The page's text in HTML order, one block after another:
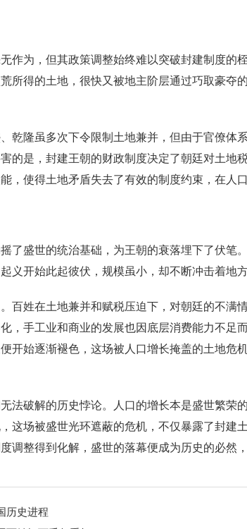
作为，但其政策调整始终难以突破封建制度的
所得的土地，很快又被地主阶层通过巧取豪夺
乾隆虽多次下令限制土地兼并，但由于官僚体
的是，封建王朝的财政制度决定了朝廷对土地
，使得土地矛盾失去了有效的制度约束，在人
了盛世的统治基础，为王朝的衰落埋下了伏笔
义开始此起彼伏，规模虽小，却不断冲击着地
百姓在土地兼并和赋税压迫下，对朝廷的不满
，手工业和商业的发展也因底层消费能力不足
开始逐渐褪色，这场被人口增长掩盖的土地危
法破解的历史悖论。人口的增长本是盛世繁荣
这场被盛世光环遮蔽的危机，不仅暴露了封建
调整得到化解，盛世的落幕便成为历史的必然
历史进程